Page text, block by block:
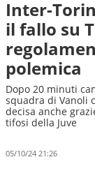
Inter-
il fallo su
polemica
Dopo 20 minuti
squadra di Vanoli
decisa anche
tifosi della Juve
05/10/24 21:26